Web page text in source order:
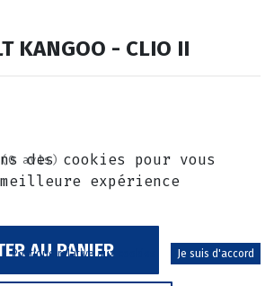
KANGOO - CLIO II
(0 avis)
AU PANIER
des cookies pour vous
expérience
Politique relative aux cookies Je suis d'accord